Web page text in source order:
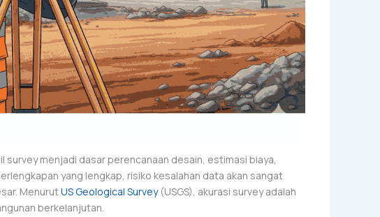
survey menjadi dasar perencanaan desain, estimasi biaya,
yang lengkap, risiko kesalahan data akan sangat
MenurutUS Geological Survey(USGS), akurasi survey adalah
berkelanjutan.